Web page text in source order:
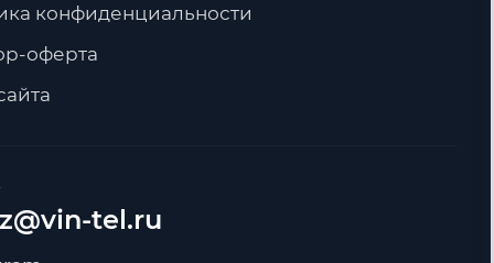
tel.ru
конфиденциальности
оферта